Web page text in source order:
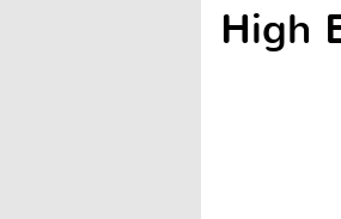
High